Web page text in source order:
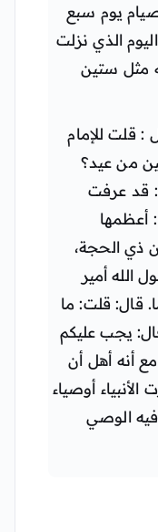
يوم سبع
الذي نزلت
مثل ستين
قلت للإمام
من عيد؟
قد عرفت
أعظمها
ذي الحجة،
الله أمير
قال: قلت: ما
يجب عليكم
أنه أهل أن
أوصياء
فيه الوصي